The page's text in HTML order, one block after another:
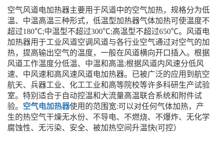
空气风道电加热器主要用于风道中的空气加热，规格分为低
温、中温高温三种形式，低温型加热器气体加热可使温度不
超过180℃;中温型不超过300℃;高温型不超过650℃。风道电
加热器用于工业风道空调风道与各行业空气通过对空气的加
热，提高输出空气的温度，一般在风道横向开口插入。根据
风道工作温度分低温、中温和高温;根据风道内风速分低风
速、中风速和高风速风道电加热器。已被广泛的应用到航空
航天、兵器工业、化工工业和高等院校等许多科研生产试验
室。特别适合于自动控温和大流量高温联合系统和附件试
验。 空气电加热器使用的范围宽:可以对任何气体加热，产
生的热空气干燥无水份、不导电、不燃烧、不爆炸、无化学
腐蚀性、无污染、安全、被加热空间升温快(可控）